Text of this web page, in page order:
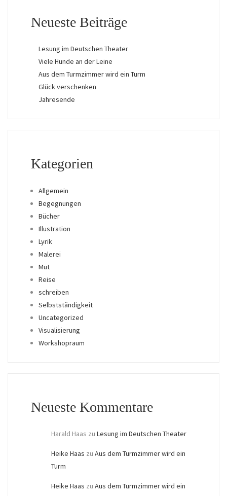
Neueste Beiträge
Lesung im Deutschen Theater
Viele Hunde an der Leine
Aus dem Turmzimmer wird ein Turm
Glück verschenken
Jahresende
Kategorien
Allgemein
Begegnungen
Bücher
Illustration
Lyrik
Malerei
Mut
Reise
schreiben
Selbstständigkeit
Uncategorized
Visualisierung
Workshopraum
Neueste Kommentare
Harald Haas zu Lesung im Deutschen Theater
Heike Haas zu Aus dem Turmzimmer wird ein
Turm
Heike Haas zu Aus dem Turmzimmer wird ein